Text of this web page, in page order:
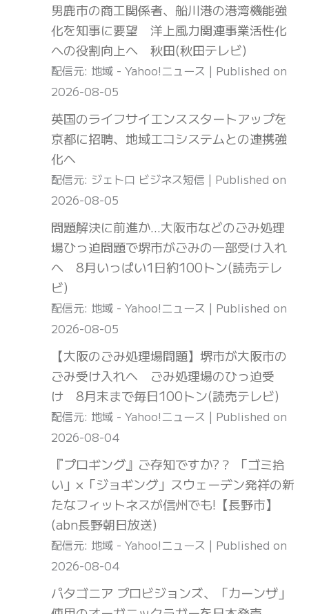
男鹿市の商工関係者、船川港の港湾機能強
化を知事に要望 洋上風力関連事業活性化
への役割向上へ 秋田(秋田テレビ)
配信元: 地域 - Yahoo!ニュース
Published on
2026-08-05
英国のライフサイエンススタートアップを
京都に招聘、地域エコシステムとの連携強
化へ
配信元: ジェトロ ビジネス短信
Published on
2026-08-05
問題解決に前進か…大阪市などのごみ処理
場ひっ迫問題で堺市がごみの一部受け入れ
へ 8月いっぱい1日約100トン(読売テレ
ビ)
配信元: 地域 - Yahoo!ニュース
Published on
2026-08-05
【大阪のごみ処理場問題】堺市が大阪市の
ごみ受け入れへ ごみ処理場のひっ迫受
け 8月末まで毎日100トン(読売テレビ)
配信元: 地域 - Yahoo!ニュース
Published on
2026-08-04
『プロギング』ご存知ですか?？ 「ゴミ拾
い」×「ジョギング」スウェーデン発祥の新
たなフィットネスが信州でも!【長野市】
(abn長野朝日放送)
配信元: 地域 - Yahoo!ニュース
Published on
2026-08-04
パタゴニア プロビジョンズ、「カーンザ」